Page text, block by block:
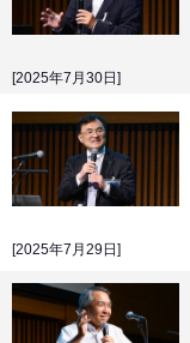
[2025年7月30日]
[2025年7月29日]